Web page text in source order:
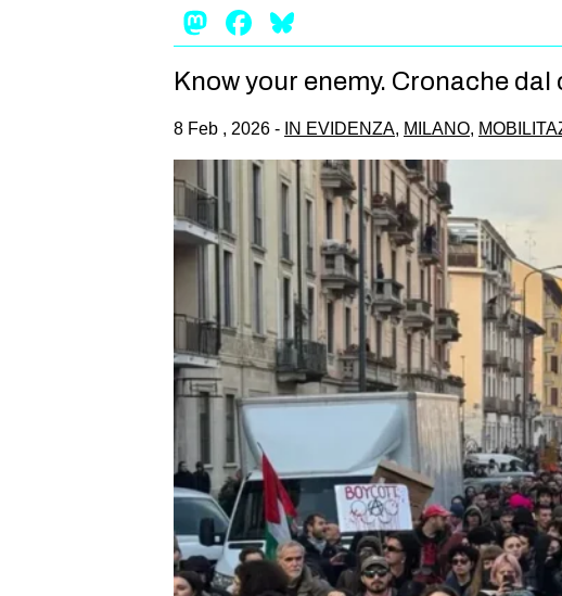
Mastodon
Facebook
Know your enemy. Cronache
8 Feb , 2026 - IN EVIDENZA, MILANO,